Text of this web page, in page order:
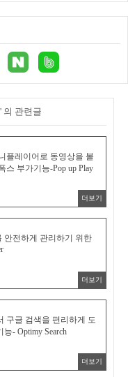
의 관련글
플레이어로 동영상을 볼
스 부가기능-Pop up Play
더보기
안전하게 관리하기 위한
더보기
구글 검색을 편리하게 도
- Optimy Search
더보기